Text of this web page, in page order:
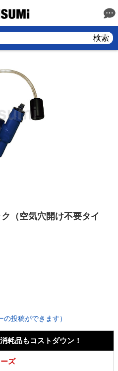
検索
（空気穴開け不要タイ
投稿ができます）
耗品もコストダウン！
ズ